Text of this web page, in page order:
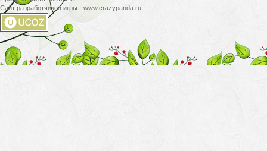
Сайт разработчиков игры - www.crazypanda.ru